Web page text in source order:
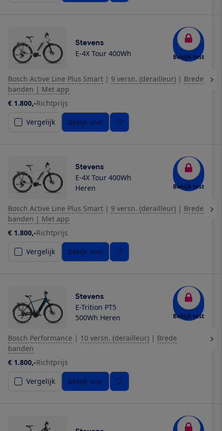
Stevens
E-4X Tour 400Wh Bekijk test
Bosch Active Line Plus Smart | 9 versn. (derailleur) | Brede
banden | Met app
€ 1.800,-Richtprijs
Vergelijk
Bekijk snel
Stevens
E-4X Tour 400Wh
Heren
Bekijk test
Bosch Active Line Plus Smart | 9 versn. (derailleur) | Brede
banden | Met app
€ 1.800,-Richtprijs
Vergelijk
Bekijk snel
Stevens
E-Trition PT5
500Wh Heren
Bekijk test
Bosch Performance | 10 versn. (derailleur) | Brede
banden
€ 1.800,-Richtprijs
Vergelijk
Bekijk snel